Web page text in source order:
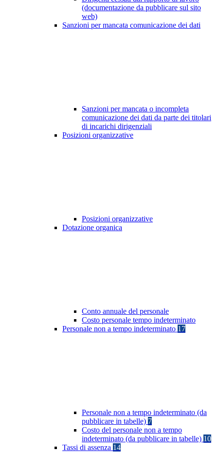
(documentazione da pubblicare sul sito
web)
Sanzioni per mancata comunicazione dei dati
Sanzioni per mancata o incompleta
comunicazione dei dati da parte dei titolari
di incarichi dirigenziali
Posizioni organizzative
Posizioni organizzative
Dotazione organica
Conto annuale del personale
Costo personale tempo indeterminato
Personale non a tempo indeterminato 17
Personale non a tempo indeterminato (da
pubblicare in tabelle) 7
Costo del personale non a tempo
indeterminato (da pubblicare in tabelle) 10
Tassi di assenza 14